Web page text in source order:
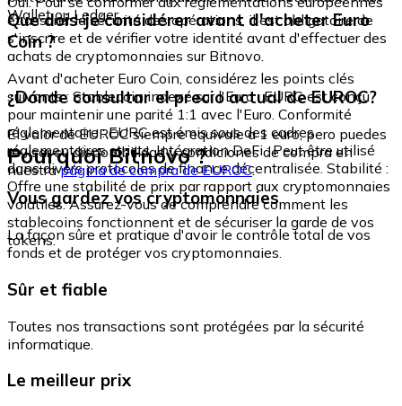
Wallet ou Ledger.
et assurer la sécurité des opérations, il est obligatoire de
s'inscrire et de vérifier votre identité avant d'effectuer des
achats de cryptomonnaies sur Bitnovo.
Que dois-je considérer avant d'acheter Euro
Coin ?
Avant d'acheter Euro Coin, considérez les points clés
suivants : Stablecoin indexé sur l'Euro : EURC est conçu
pour maintenir une parité 1:1 avec l'Euro. Conformité
réglementaire : EURC est émis sous des cadres
réglementaires stricts. Intégration DeFi : Peut être utilisé
dans divers protocoles de finance décentralisée. Stabilité :
Offre une stabilité de prix par rapport aux cryptomonnaies
volatiles. Assurez-vous de comprendre comment les
stablecoins fonctionnent et de sécuriser la garde de vos
tokens.
¿Dónde consultar el precio actual de EUROC?
El valor de EUROC siempre equivale a 1 euro, pero puedes
revisar su disponibilidad y condiciones de compra en
nuestrapágina de compra de EUROC.
Pourquoi Bitnovo ?
Vous gardez vos cryptomonnaies
La façon sûre et pratique d'avoir le contrôle total de vos
fonds et de protéger vos cryptomonnaies.
Sûr et fiable
Toutes nos transactions sont protégées par la sécurité
informatique.
Le meilleur prix